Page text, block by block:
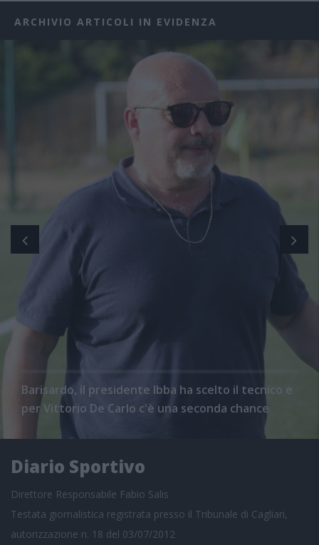
ARCHIVIO ARTICOLI IN EVIDENZA
Barisardo, il presidente Ibba ha scelto il tecnico e
per Vittorio De Carlo c'è una seconda chance
Diario Sportivo
Direttore Responsabile Fabio Salis
Testata giornalistica registrata presso il Tribunale di Cagliari,
autorizzazione n. 18 del 03/07/2012